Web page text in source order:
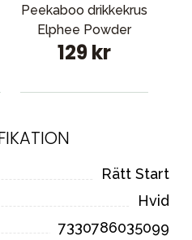
Peekaboo drikkekrus
Elphee Powder
129 kr
Rätt Start
Hvid
7330786035099